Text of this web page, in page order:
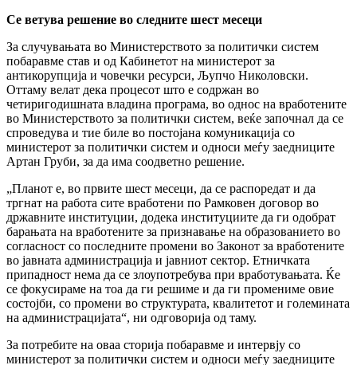
Се ветува решение во следните шест месеци
За случувањата во Министерството за политички систем
побаравме став и од Кабинетот на министерот за
антикорупција и човечки ресурси, Љупчо Николовски.
Оттаму велат дека процесот што е содржан во
четиригодишната владина програма, во однос на вработените
во Министерството за политички систем, веќе започнал да се
спроведува и тие биле во постојана комуникација со
министерот за политички систем и односи меѓу заедниците
Артан Груби, за да има соодветно решение.
„Планот е, во првите шест месеци, да се распоредат и да
тргнат на работа сите вработени по Рамковен договор во
државните институции, додека институциите да ги одобрат
барањата на вработените за признавање на образованието во
согласност со последните промени во Законот за вработените
во јавната администрација и јавниот сектор. Етничката
припадност нема да се злоупотребува при вработувањата. Ќе
се фокусираме на тоа да ги решиме и да ги промениме овие
состојби, со промени во структурата, квалитетот и големината
на администрацијата“, ни одговорија од таму.
За потребите на оваа сторија побаравме и интервју со
министерот за политички систем и односи меѓу заедниците